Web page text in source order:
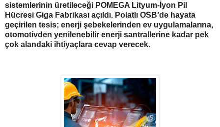
sistemlerinin üretileceği POMEGA Lityum-İyon Pil
Hücresi Giga Fabrikası açıldı. Polatlı OSB’de hayata
geçirilen tesis; enerji şebekelerinden ev uygulamalarına,
otomotivden yenilenebilir enerji santrallerine kadar pek
çok alandaki ihtiyaçlara cevap verecek.